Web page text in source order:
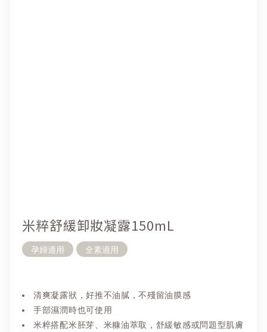
米粹舒緩卸妝凝露150mL
孕婦適用 全素適用
清爽凝露狀，好推不油膩，不殘留油膜感
手部濕潤時也可使用
米粹搭配米胚芽、米糠油萃取，舒緩敏感或問題型肌膚